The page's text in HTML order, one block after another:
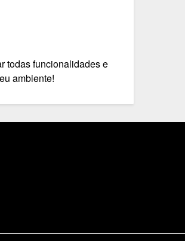
todas funcionalidades e
ambiente!